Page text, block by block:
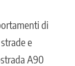
di
e
A90